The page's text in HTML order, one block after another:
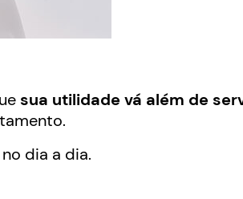
sua utilidade vá além de
dia a dia.